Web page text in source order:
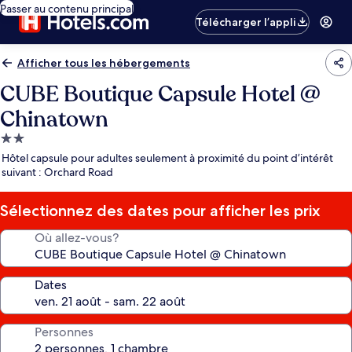
Passer au contenu principal
Télécharger l’appli
Afficher tous les hébergements
CUBE Boutique Capsule Hotel @
Chinatown
Hébergement
2.0 étoiles
Hôtel capsule pour adultes seulement à proximité du point d’intérêt
suivant : Orchard Road
Sélectionnez des dates pour afficher les prix
Où allez-vous?
Dates
Personnes